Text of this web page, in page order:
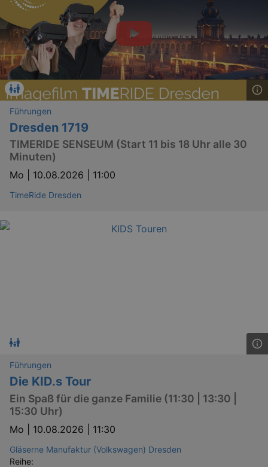
Führungen
Dresden 1719
TIMERIDE SENSEUM (Start 11 bis 18 Uhr alle 30
Minuten)
Mo | 10.08.2026 | 11:00
TimeRide Dresden
Führungen
Die KID.s Tour
Ein Spaß für die ganze Familie (11:30 | 13:30 |
15:30 Uhr)
Mo | 10.08.2026 | 11:30
Gläserne Manufaktur (Volkswagen) Dresden
Reihe:
YSC
Google LLC
.youtube.com
kulturkalender_dresden_session
staging.kulturkalender-
mobile
PHPSESSID